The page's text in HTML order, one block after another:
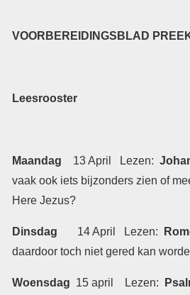
VOORBEREIDINGSBLAD
Leesrooster
Maandag 13 April Lezen:
vaak ook iets bijzonders zien of
Here Jezus?
Dinsdag 14 April Lezen:
daardoor toch niet gered kan
Woensdag 15 april Lezen: